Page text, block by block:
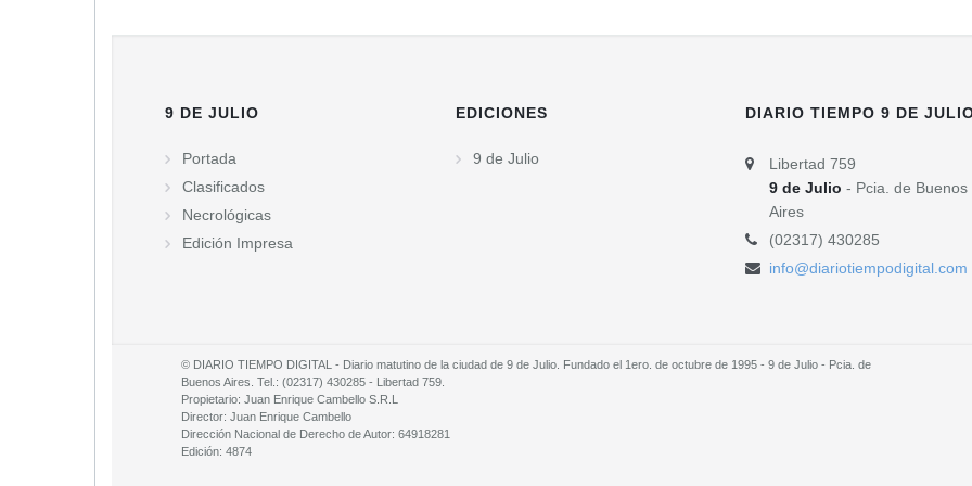
9 DE JULIO
Portada
Clasificados
Necrológicas
Edición Impresa
EDICIONES
9 de Julio
DIARIO TIEMPO 9 DE
Libertad 759
9 de Julio - Pcia. de Buenos
Aires
(02317) 430285
info@diariotiempodigital.com
© DIARIO TIEMPO DIGITAL - Diario matutino de la ciudad de 9 de Julio. Fundado el 1ero. de octubre de 1995 - 9 de Julio - Pcia. de
Buenos Aires. Tel.: (02317) 430285 - Libertad 759.
Propietario: Juan Enrique Cambello S.R.L
Director: Juan Enrique Cambello
Dirección Nacional de Derecho de Autor: 64918281
Edición: 4874